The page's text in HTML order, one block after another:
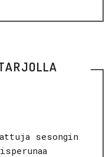
sesongin